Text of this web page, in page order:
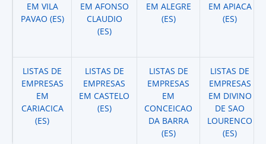
EM VILA
PAVAO (ES)
EM AFONSO
CLAUDIO
(ES)
EM ALEGRE
(ES)
EM APIACA
(ES)
LISTAS DE
EMPRESAS
EM
CARIACICA
(ES)
LISTAS DE
EMPRESAS
EM CASTELO
(ES)
LISTAS DE
EMPRESAS
EM
CONCEICAO
DA BARRA
(ES)
LISTAS DE
EMPRESAS
EM DIVINO
DE SAO
LOURENCO
(ES)